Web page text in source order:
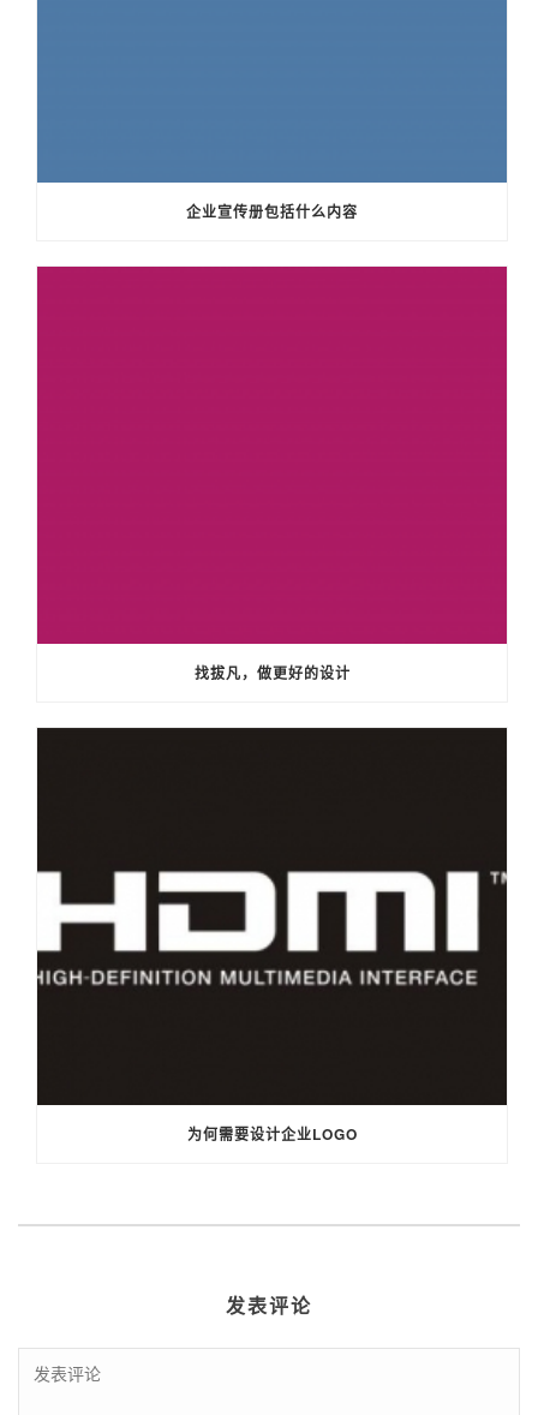
企业宣传册包括什么内容
找拔凡，做更好的设计
为何需要设计企业LOGO
发表评论